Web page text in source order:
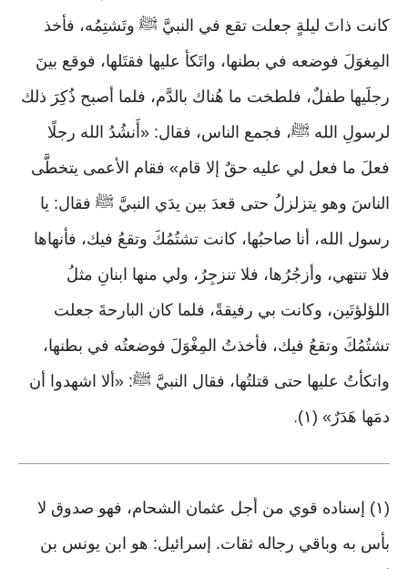
كانت ذاتَ ليلةٍ جعلت تقع في النبيَّ ﷺ وتَشتِمُه، فأخذ
المِغوَلَ فوضعه في بطنها، واتَكأ عليها فقتَلها، فوقع بينَ
رجلَيها طفلٌ، فلطخت ما هُناك بالدَّم، فلما أصبح ذُكِرَ ذلك
لرسولِ الله ﷺ، فجمع الناس، فقال: «أَنشُدُ الله رجلًا
فعلَ ما فعل لي عليه حقٌ إلا قام» فقام الأعمى يتخطَّى
الناسَ وهو يتزلزلُ حتى قعدَ بين يدَي النبيَّ ﷺ فقال: يا
رسول الله، أنا صاحبُها، كانت تشتُمُكَ وتقعُ فيك، فأنهاها
فلا تنتهي، وأزجُرُها، فلا تنزجِرُ، ولي منها ابنانِ مثلُ
اللؤلؤتَين، وكانت بي رفيقةً، فلما كان البارحةَ جعلت
تشتُمُكَ وتقعُ فيك، فأخذتُ المِغْوَلَ فوضعتُه في بطنها،
واتكأتُ عليها حتى قتلتُها، فقال النبيَّ ﷺ: «ألا اشهدوا أن
دمَها هَدَرٌ» (١)
.
(١) إسناده قوي من أجل عثمان الشحام، فهو صدوق لا
بأس به وباقي رجاله ثقات. إسرائيل: هو ابن يونس بن